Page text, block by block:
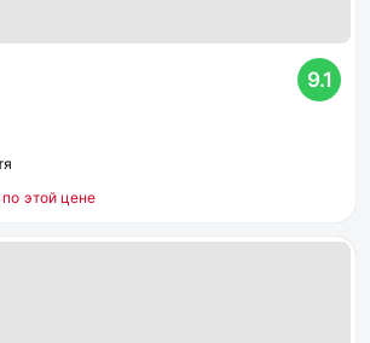
9.1
этой цене